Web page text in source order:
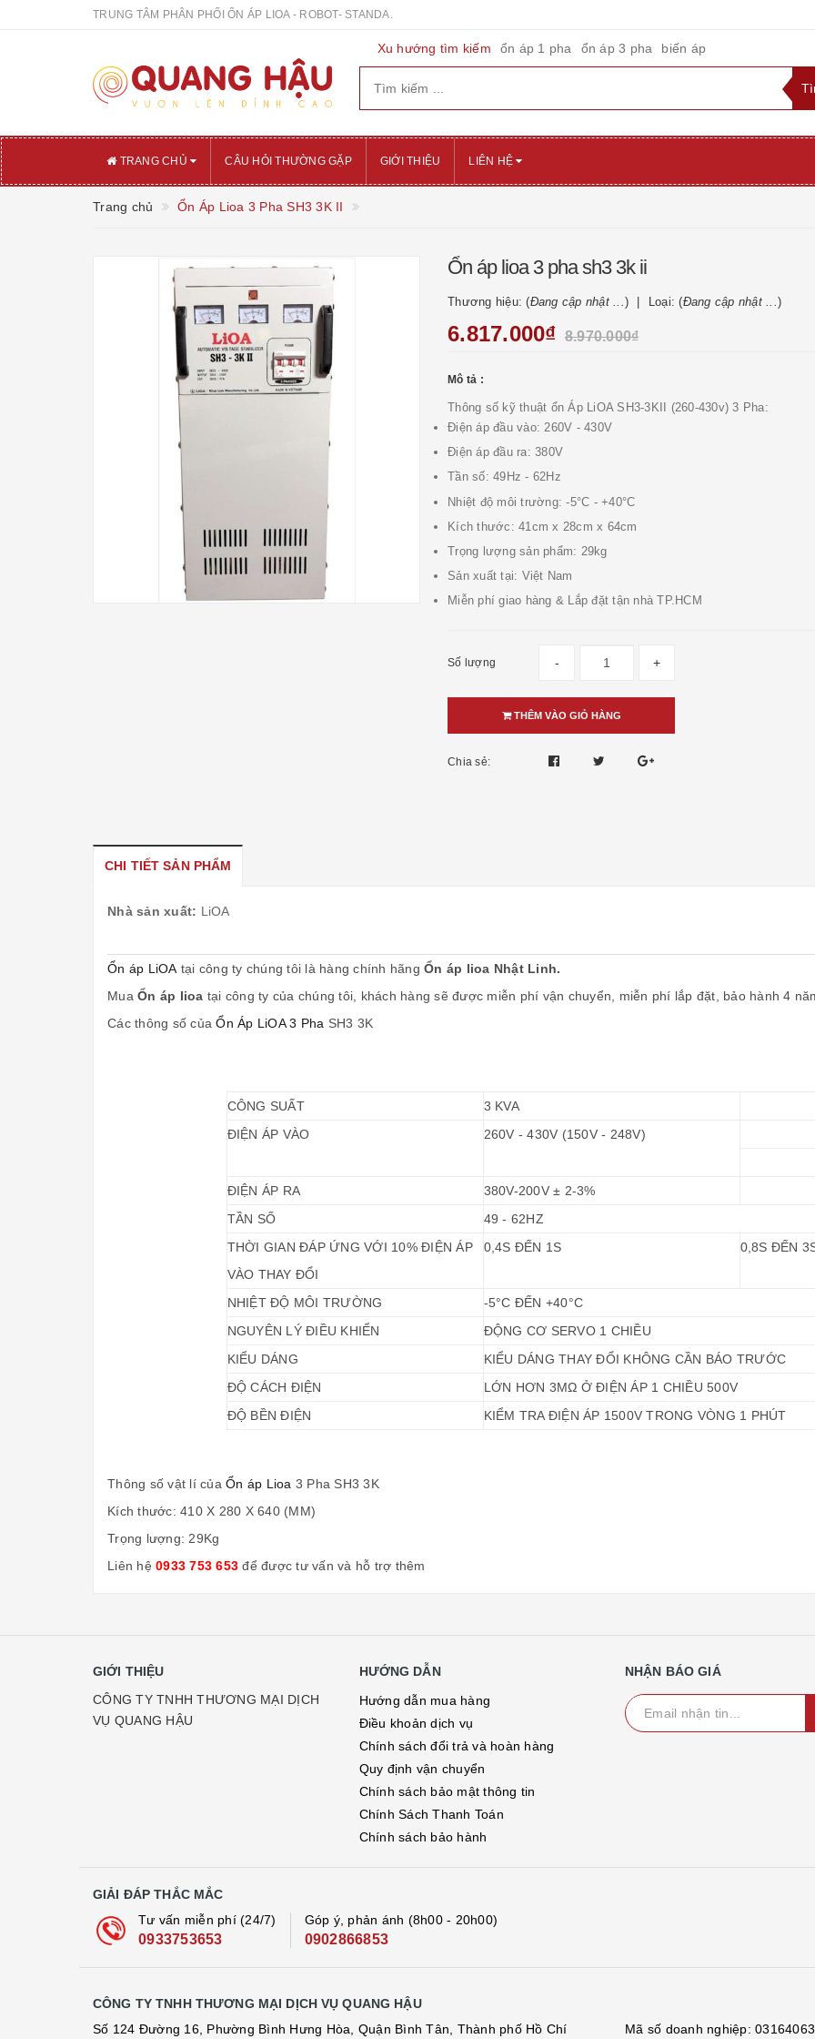
TRUNG TÂM PHÂN PHỐI ỔN ÁP LIOA - ROBOT- STANDA.
Xu hướng tìm kiếm ổn áp 1 pha ổn áp 3 pha biến áp
TRANG CHỦ CÂU HỎI THƯỜNG GẶP GIỚI THIỆU LIÊN HỆ
Trang chủ Ổn Áp Lioa 3 Pha SH3 3K II
Ổn áp lioa 3 pha sh3 3k ii
Thương hiệu: (Đang cập nhật ...) Loại: (Đang cập nhật ...)
6.817.000₫ 8.970.000₫
Mô tả :
Thông số kỹ thuật ổn Áp LiOA SH3-3KII (260-430v) 3 Pha:
Điện áp đầu vào: 260V - 430V
Điện áp đầu ra: 380V
Tần số: 49Hz - 62Hz
Nhiệt độ môi trường: -5°C - +40°C
Kích thước: 41cm x 28cm x 64cm
Trọng lượng sản phẩm: 29kg
Sản xuất tại: Việt Nam
Miễn phí giao hàng & Lắp đặt tận nhà TP.HCM
Số lượng - +
THÊM VÀO GIỎ HÀNG
Chia sẻ:
CHI TIẾT SẢN PHẨM
Nhà sản xuất: LiOA
Ổn áp LiOA tại công ty chúng tôi là hàng chính hãng Ổn áp lioa Nhật Linh.
Mua Ổn áp lioa tại công ty của chúng tôi, khách hàng sẽ được miễn phí vận chuyển, miễn phí lắp đặt, bảo hành 4
Các thông số củaỔn Áp LiOA 3 Pha SH3 3K
CÔNG SUẤT
3 KVA
ĐIỆN ÁP VÀO
260V - 430V (150V - 248V)
ĐIỆN ÁP RA
380V-200V ± 2-3%
TẦN SỐ
49 - 62HZ
THỜI GIAN ĐÁP ỨNG VỚI 10% ĐIỆN ÁP
VÀO THAY ĐỔI
0,4S ĐẾN 1S 0,8S ĐẾN
NHIỆT ĐỘ MÔI TRƯỜNG
-5°C ĐẾN +40°C
NGUYÊN LÝ ĐIỀU KHIỂN
ĐỘNG CƠ SERVO 1 CHIỀU
KIỂU DÁNG
KIỂU DÁNG THAY ĐỔI KHÔNG CẦN BÁO TRƯỚC
ĐỘ CÁCH ĐIỆN
LỚN HƠN 3MΩ Ở ĐIỆN ÁP 1 CHIỀU 500V
ĐỘ BỀN ĐIỆN
KIỂM TRA ĐIỆN ÁP 1500V TRONG VÒNG 1 PHÚT
Thông số vật lí của Ổn áp Lioa 3 Pha SH3 3K
Kích thước: 410 X 280 X 640 (MM)
Trọng lượng: 29Kg
Liên hệ 0933 753 653để được tư vấn và hỗ trợ thêm
GIỚI THIỆU
CÔNG TY TNHH THƯƠNG MẠI DỊCH
VỤ QUANG HẬU
HƯỚNG DẪN
Hướng dẫn mua hàng
Điều khoản dịch vụ
Chính sách đổi trả và hoàn hàng
Quy định vận chuyển
Chính sách bảo mật thông tin
Chính Sách Thanh Toán
Chính sách bảo hành
NHẬN BÁO GIÁ
GIẢI ĐÁP THẮC MẮC
Tư vấn miễn phí (24/7)
0933753653
Góp ý, phản ánh (8h00 - 20h00)
0902866853
CÔNG TY TNHH THƯƠNG MẠI DỊCH VỤ QUANG HẬU
Số 124 Đường 16, Phường Bình Hưng Hòa, Quận Bình Tân, Thành phố Hồ Chí
Mã số doanh nghiệp: